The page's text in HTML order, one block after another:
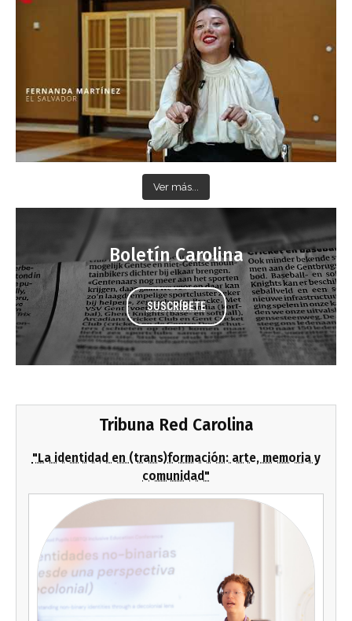
Ver más...
Boletín Carolina
SUSCRÍBETE
Tribuna Red Carolina
"La identidad en (trans)formación: arte, memoria y
comunidad"